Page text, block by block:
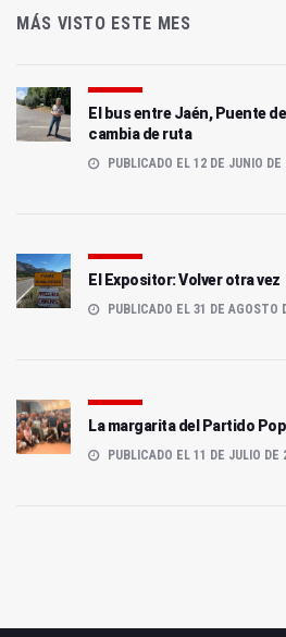
MÁS VISTO ESTE MES
El bus entre Jaén, Puente
cambia de ruta
PUBLICADO EL 12 DE JUNIO DE
El Expositor: Volver otra vez
PUBLICADO EL 31 DE AGOSTO
La margarita del Partido
PUBLICADO EL 11 DE JULIO DE